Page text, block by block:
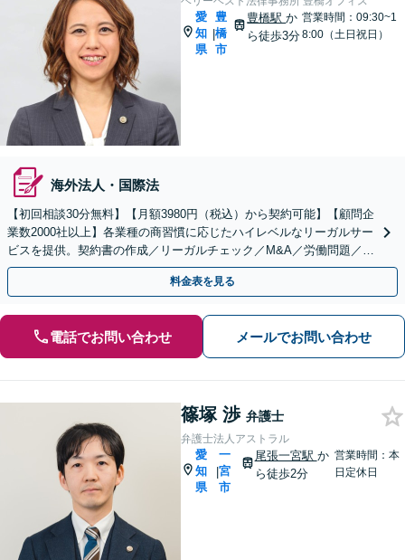
愛
知
県
|
豊
橋
市
豊橋駅か
ら徒歩3分
営業時間：09:30~1
8:00（土日祝日）
海外法人・国際法
【初回相談30分無料】【月額3980円（税込）から契約可能】【顧問企
業数2000社以上】各業種の商習慣に応じたハイレベルなリーガルサー
ビスを提供。契約書の作成／リーガルチェック／M&A／労働問題／知
的財産等、お任せください【他士業連携可能】
料金表を見る
電話でお問い合わせ メールでお問い合わせ
篠塚 渉 弁護士
弁護士法人アストラル
愛
知
県
|
一
宮
市
尾張一宮駅 か
ら徒歩2分
営業時間：本
日定休日